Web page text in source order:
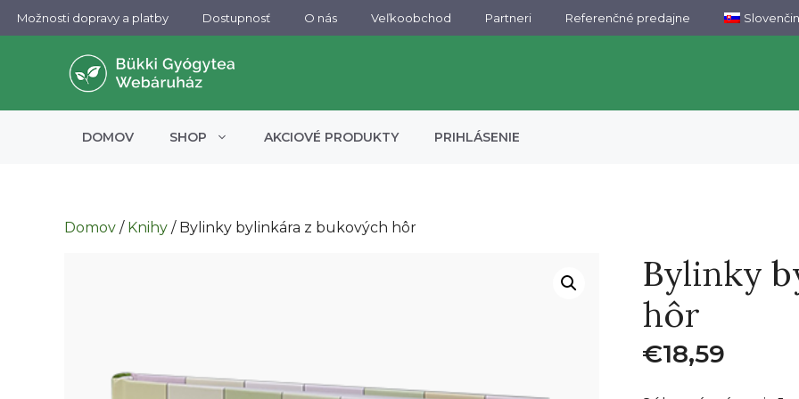
Preskočiť
Možnosti dopravy a platby Dostupnosť​ O nás Veľkoobchod Partneri Referenčné predajne
DOMOV SHOP AKCIOVÉ PRODUKTY PRIHLÁSENIE
Domov / Knihy / Bylinky bylinkára z bukových hôr
Bylinky
hôr
€18,59